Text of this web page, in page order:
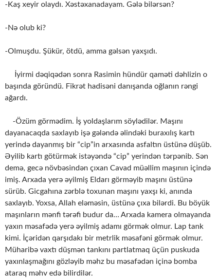
-Kaş xeyir olaydı. Xəstəxanadayam. Gələ bilərsən?
-Nə olub ki?
-Olmuşdu. Şükür, ötdü, amma gəlsən yaxşıdı.
İyirmi dəqiqədən sonra Rasimin hündür qaməti dəhlizin o
başında göründü. Fikrət hadisəni danışanda oğlanın rəngi
ağardı.
-Özüm görmədim. İş yoldaşlarım söylədilər. Maşını
dayanacaqda saxlayıb işə gələndə əlindəki buraxılış kartı
yerində dayanmış bir “cip”in arxasında asfaltın üstünə düşüb.
Əyilib kartı götürmək istəyəndə “cip” yerindən tərpənib. Sən
demə, gecə növbəsindən çıxan Cavad müəllim maşının içində
imiş. Arxada yerə əyilmiş Eldarı görməyib maşını üstünə
sürüb. Gicgahına zərblə toxunan maşını yaxşı ki, anında
saxlayıb. Yoxsa, Allah eləməsin, üstünə çıxa bilərdi. Bu böyük
maşınların mənfi tərəfi budur da… Arxada kamera olmayanda
yaxın məsafədə yerə əyilmiş adamı görmək olmur. Lap tank
kimi. İçəridən qarşıdakı bir metrlik məsafəni görmək olmur.
Müharibə vaxtı düşmən tankını partlatmaq üçün puskuda
yaxınlaşmağını gözləyib məhz bu məsafədən içinə bomba
ataraq məhv edə bilirdilər.